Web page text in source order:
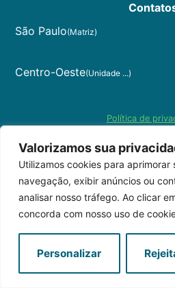
Valorizamos sua
Utilizamos cookies para aprimorar
navegação, exibir anúncios ou
analisar nosso tráfego. Ao clicar
concorda com nosso uso de
Personalizar
São Paulo(Matriz)
Centro-Oeste(Unidade ...)
Política de